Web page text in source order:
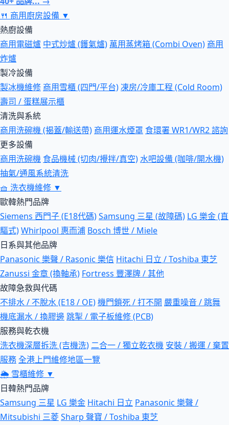
🍴 商用廚房設備 ▼
熱廚設備
商用電磁爐 中式炒爐 (鑊氣爐) 萬用蒸烤箱 (Combi Oven) 商用
炸爐
製冷設備
製冰機維修 商用雪櫃 (四門/平台)凍房/冷庫工程 (Cold Room)
壽司 / 蛋糕展示櫃
清洗與系統
商用洗碗機 (揭蓋/輸送帶) 商用運水煙罩 食環署 WR1/WR2 諮詢
更多設備
商用洗碗機 食品機械 (切肉/攪拌/真空)水吧設備 (咖啡/開水機)
抽氣/通風系統清洗
🧺 洗衣機維修 ▼
歐韓熱門品牌
Siemens 西門子 (E18代碼)Samsung 三星 (故障碼) LG 樂金 (直
驅式)Whirlpool 惠而浦 Bosch 博世 / Miele
日系與其他品牌
Panasonic 樂聲 / Rasonic 樂信 Hitachi 日立 / Toshiba 東芝
Zanussi 金章 (換軸承) Fortress 豐澤牌 / 其他
故障急救與代碼
不排水 / 不脫水 (E18 / OE)機門鎖死 / 打不開 嚴重噪音 / 跳舞
機底漏水 / 換膠邊跳掣 / 電子板維修 (PCB)
服務與乾衣機
洗衣機深層拆洗 (吉機洗) 二合一 / 獨立乾衣機 安裝 / 搬運 / 棄置
服務全港上門維修地區一覽
🌦 雪櫃維修 ▼
日韓熱門品牌
Samsung 三星 LG 樂金 Hitachi 日立 Panasonic 樂聲 /
Mitsubishi 三菱Sharp 聲寶 / Toshiba 東芝